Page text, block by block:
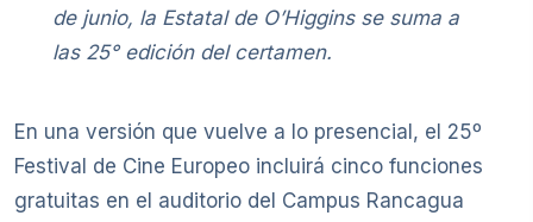
de junio, la Estatal de O’Higgins se suma a
las 25° edición del certamen.
En una versión que vuelve a lo presencial, el 25º
Festival de Cine Europeo incluirá cinco funciones
gratuitas en el auditorio del Campus Rancagua